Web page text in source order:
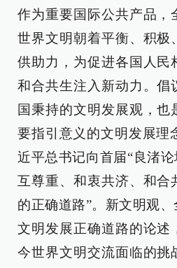
作为重要国际公共产品，
世界文明朝着平衡、积极
供助力，为促进各国人民
和合共生注入新动力。倡
国秉持的文明发展观，也
要指引意义的文明发展理
近平总书记向首届“良渚
互尊重、和衷共济、和合
的正确道路”。新文明观
文明发展正确道路的论述
今世界文明交流面临的挑